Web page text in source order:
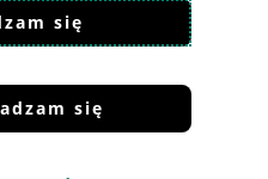
się
się
regulaminu